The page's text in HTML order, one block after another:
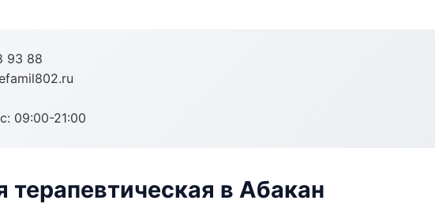
93 88
09:00-21:00
терапевтическая в Абакан